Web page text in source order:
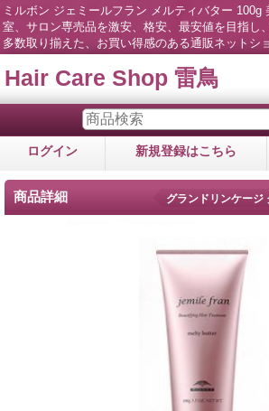
ミルボン ジェミールフラン メルティバター 100g
室、サロン専売品を激安、格安、最安値を目指し
多数取り揃えた、お買い得感のある通販ネットシ
Hair Care Shop 雷鳥
ログイン 新規登録はこちら
商品詳細 グランドリンケージ